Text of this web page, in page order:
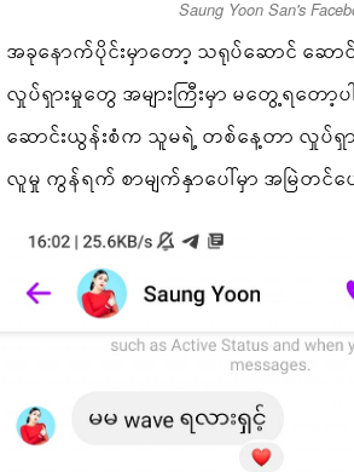
Saung Yoon San's
အခုနောက်ပိုင်းမှာတော့ သရုပ်ဆောင် ဆေ
လှုပ်ရှားမှုတွေ အများကြီးမှာ မတွေ့ရတော့ပ
ဆောင်းယွန်းစံက သူမရဲ့ တစ်နေ့တာ လှုပ်ရှ
လူမှု ကွန်ရက် စာမျက်နှာပေါ်မှာ အမြဲတင်